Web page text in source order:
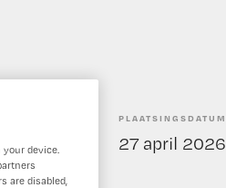
PLAATSINGSDATUM
27 april 2026
device.
are disabled,